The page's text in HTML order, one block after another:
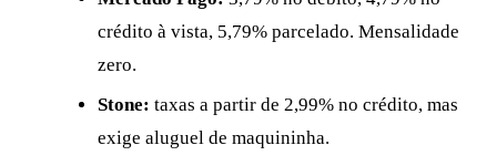
crédito à vista, 5,79% parcelado. Mensalidade
zero.
Stone: taxas a partir de 2,99% no crédito, mas
exige aluguel de maquininha.